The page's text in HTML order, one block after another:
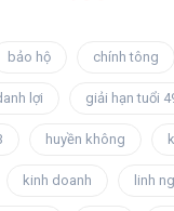
bảo hộ chính tông
lợi giải hạn tuổi
huyền không
kinh doanh linh